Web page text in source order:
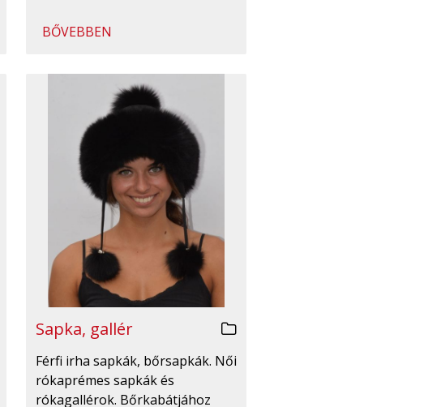
BŐVEBBEN
Sapka, gallér
Férfi irha sapkák, bőrsapkák. Női
rókaprémes sapkák és
rókagallérok. Bőrkabátjához